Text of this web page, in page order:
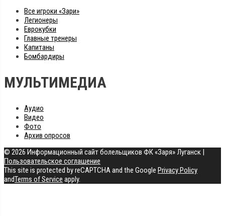
Все игроки «Зари»
Легионеры
Еврокубки
Главные тренеры
Капитаны
Бомбардиры
МУЛЬТИМЕДИА
Аудио
Видео
Фото
Архив опросов
© 2026 Информационный сайт болельщиков ФК «Заря» Луганск |
Пользовательское соглашение
This site is protected by reCAPTCHA and the Google Privacy Policy
andTerms of Service apply.